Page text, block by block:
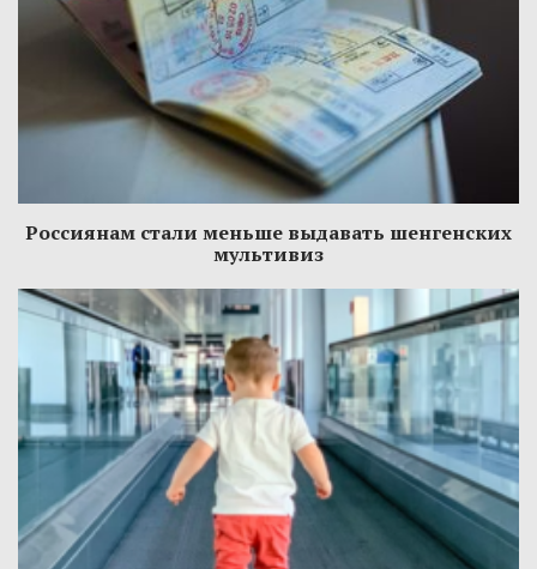
Россиянам стали меньше выдавать шенгенских
мультивиз